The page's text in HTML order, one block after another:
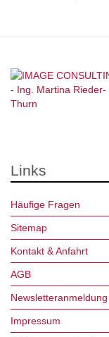
Links
Häufige Fragen
Sitemap
Kontakt & Anfahrt
AGB
Newsletteranmeldung
Impressum